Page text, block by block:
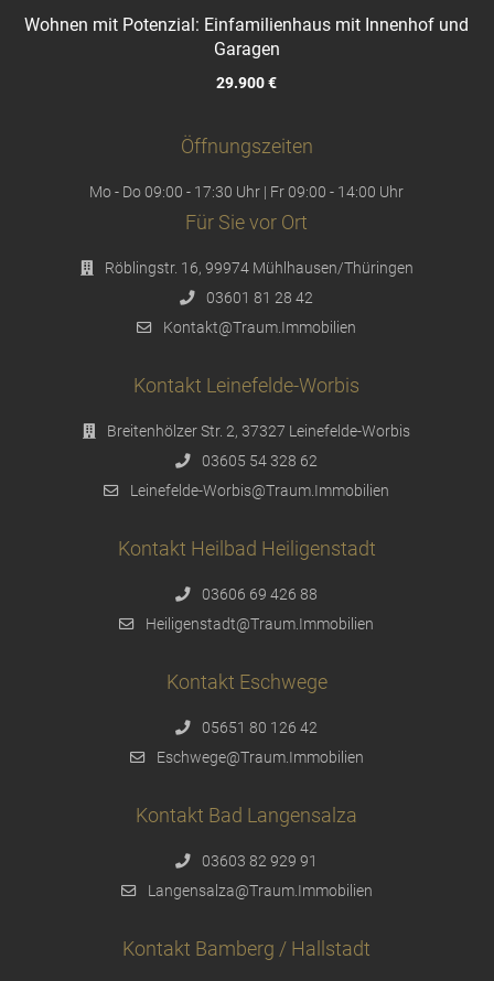
Wohnen mit Potenzial: Einfamilienhaus mit Innenhof und
Garagen
29.900 €
Öffnungszeiten
Mo - Do 09:00 - 17:30 Uhr | Fr 09:00 - 14:00 Uhr
Für Sie vor Ort
Röblingstr. 16, 99974 Mühlhausen/Thüringen
03601 81 28 42
Kontakt@Traum.Immobilien
Kontakt Leinefelde-Worbis
Breitenhölzer Str. 2, 37327 Leinefelde-Worbis
03605 54 328 62
Leinefelde-Worbis@Traum.Immobilien
Kontakt Heilbad Heiligenstadt
03606 69 426 88
Heiligenstadt@Traum.Immobilien
Kontakt Eschwege
05651 80 126 42
Eschwege@Traum.Immobilien
Kontakt Bad Langensalza
03603 82 929 91
Langensalza@Traum.Immobilien
Kontakt Bamberg / Hallstadt